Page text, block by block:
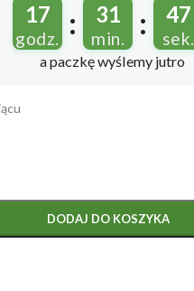
17
godz. : 31
min. : 46
sek.
a paczkę wyślemy jutro
DODAJ DO KOSZYKA